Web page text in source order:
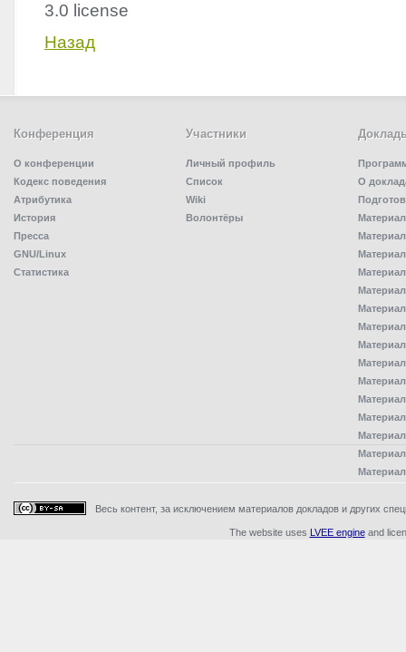
3.0 license
Назад
Конференция
О конференции
Кодекс поведения
Атрибутика
История
Пресса
GNU/Linux
Статистика
Участники
Личный профиль
Список
Wiki
Волонтёры
О
Весь контент, за исключением материалов докладов и других
The website uses LVEE engineand